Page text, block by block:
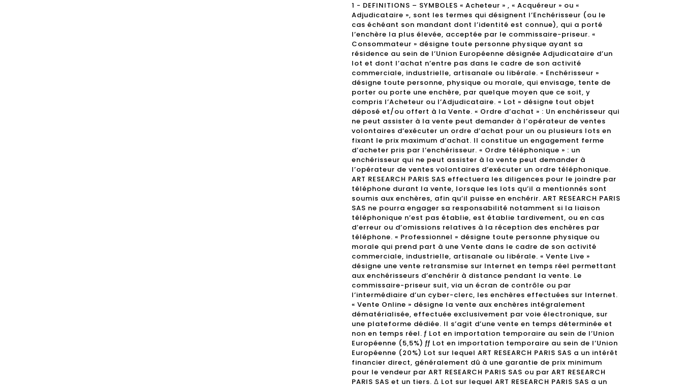
1 - DEFINITIONS – SYMBOLES « Acheteur » , « Acquéreur » ou «
Adjudicataire », sont les termes qui désignent l’Enchérisseur (ou le
cas échéant son mandant dont l’identité est connue), qui a porté
l’enchère la plus élevée, acceptée par le commissaire-priseur. «
Consommateur » désigne toute personne physique ayant sa
résidence au sein de l’Union Européenne désignée Adjudicataire d’un
lot et dont l’achat n’entre pas dans le cadre de son activité
commerciale, industrielle, artisanale ou libérale. « Enchérisseur »
désigne toute personne, physique ou morale, qui envisage, tente de
porter ou porte une enchère, par quelque moyen que ce soit, y
compris l’Acheteur ou l’Adjudicataire. « Lot » désigne tout objet
déposé et/ou offert à la Vente. « Ordre d’achat » : Un enchérisseur qui
ne peut assister à la vente peut demander à l’opérateur de ventes
volontaires d’exécuter un ordre d’achat pour un ou plusieurs lots en
fixant le prix maximum d’achat. Il constitue un engagement ferme
d’acheter pris par l’enchérisseur. « Ordre téléphonique » : un
enchérisseur qui ne peut assister à la vente peut demander à
l’opérateur de ventes volontaires d’exécuter un ordre téléphonique.
ART RESEARCH PARIS SAS effectuera les diligences pour le joindre par
téléphone durant la vente, lorsque les lots qu’il a mentionnés sont
soumis aux enchères, afin qu’il puisse en enchérir. ART RESEARCH PARIS
SAS ne pourra engager sa responsabilité notamment si la liaison
téléphonique n’est pas établie, est établie tardivement, ou en cas
d’erreur ou d’omissions relatives à la réception des enchères par
téléphone. « Professionnel » désigne toute personne physique ou
morale qui prend part à une Vente dans le cadre de son activité
commerciale, industrielle, artisanale ou libérale. « Vente Live »
désigne une vente retransmise sur Internet en temps réel permettant
aux enchérisseurs d’enchérir à distance pendant la vente. Le
commissaire-priseur suit, via un écran de contrôle ou par
l’intermédiaire d’un cyber-clerc, les enchères effectuées sur Internet.
« Vente Online » désigne la vente aux enchères intégralement
dématérialisée, effectuée exclusivement par voie électronique, sur
une plateforme dédiée. Il s’agit d’une vente en temps déterminée et
non en temps réel. ƒ Lot en importation temporaire au sein de l’Union
Européenne (5,5%) ƒƒ Lot en importation temporaire au sein de l’Union
Européenne (20%) Lot sur lequel ART RESEARCH PARIS SAS a un intérêt
financier direct, généralement dû à une garantie de prix minimum
pour le vendeur par ART RESEARCH PARIS SAS ou par ART RESEARCH
PARIS SAS et un tiers. Δ Lot sur lequel ART RESEARCH PARIS SAS a un